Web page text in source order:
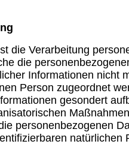
die Verarbeitung
die
Informationen nicht
Person zugeordnet
gesondert
personenbezogenen
natürlichen